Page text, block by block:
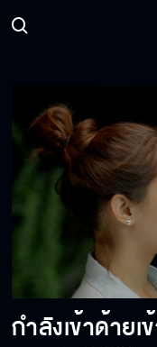
กำลังเข้าด้ายเ